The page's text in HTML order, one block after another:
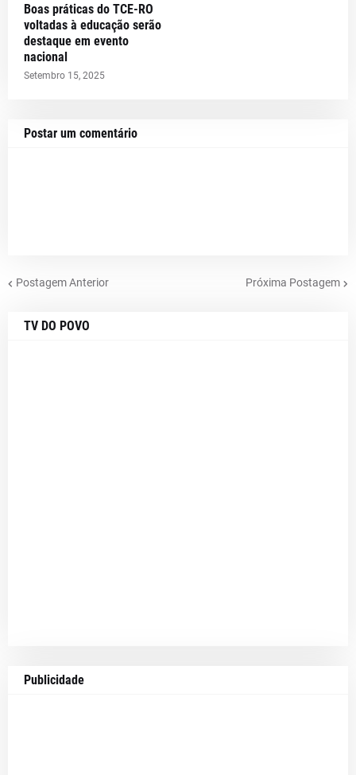
Boas práticas do TCE-RO
voltadas à educação serão
destaque em evento
nacional
Setembro 15, 2025
Postar um comentário
Postagem Anterior Próxima Postagem
TV DO POVO
Publicidade